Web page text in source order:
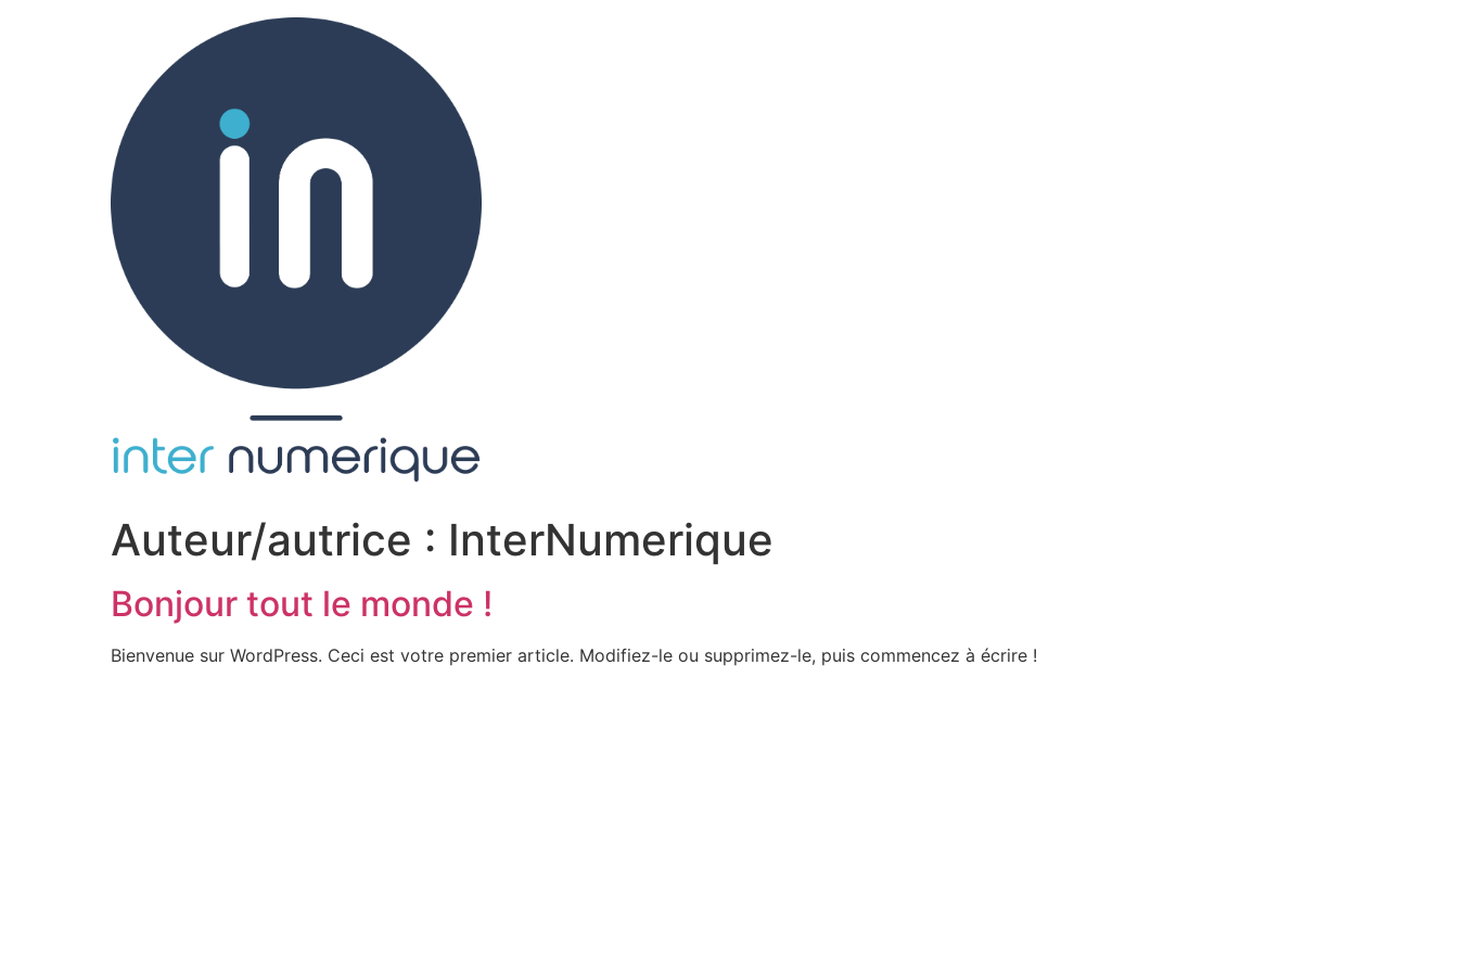
Auteur/autrice : InterNumerique
Bonjour tout le monde !
Bienvenue sur WordPress. Ceci est votre premier article. Modifiez-le ou supprimez-le, puis commencez à écrire !